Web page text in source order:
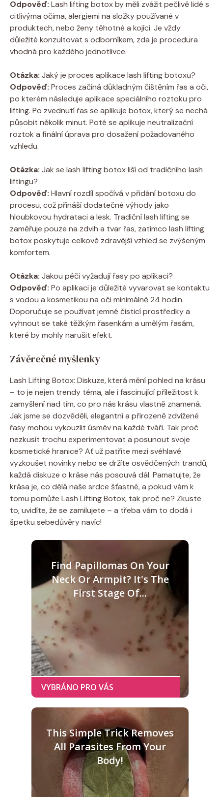
Odpověď: Lash lifting botox by měli zvážit pečlivě lidé s
citlivýma očima, alergiemi na složky používané v
produktech, nebo ženy těhotné a kojící. Je vždy
důležité konzultovat s odborníkem, zda je procedura
vhodná pro každého jednotlivce.
Otázka: Jaký je proces aplikace lash lifting botoxu?
Odpověď: Proces začíná důkladným čištěním řas a oči,
po kterém následuje aplikace speciálního roztoku pro
lifting. Po zvednutí řas se aplikuje botox, který se nechá
působit několik minut. Poté se aplikuje neutralizační
roztok a finální úprava pro dosažení požadovaného
vzhledu.
Otázka: Jak se lash lifting botox liší od tradičního lash
liftingu?
Odpověď: Hlavní rozdíl spočívá v přidání botoxu do
procesu, což přináší dodatečné výhody jako
hloubkovou hydrataci a lesk. Tradiční lash lifting se
zaměřuje pouze na zdvih a tvar řas, zatímco lash lifting
botox poskytuje celkově zdravější vzhled se zvýšeným
komfortem.
Otázka: Jakou péči vyžadují řasy po aplikaci?
Odpověď: Po aplikaci je důležité vyvarovat se kontaktu
s vodou a kosmetikou na oči minimálně 24 hodin.
Doporučuje se používat jemné čisticí prostředky a
vyhnout se také těžkým řasenkám a umělým řasám,
které by mohly narušit efekt.
Závěrečné myšlenky
Lash Lifting Botox: Diskuze, která mění pohled na krásu
– to je nejen trendy téma, ale i fascinující příležitost k
zamyšlení nad tím, co pro nás krásu vlastně znamená.
Jak jsme se dozvěděli, elegantní a přirozeně zdvižené
řasy mohou vykouzlit úsměv na každé tváři. Tak proč
nezkusit trochu experimentovat a posunout svoje
kosmetické hranice? Ať už patříte mezi svéhlavé
vyzkoušet novinky nebo se držíte osvědčených trandů,
každá diskuze o kráse nás posouvá dál. Pamatujte, že
krása je, co dělá naše srdce šťastné, a pokud vám k
tomu pomůže Lash Lifting Botox, tak proč ne? Zkuste
to, uvidíte, že se zamilujete – a třeba vám to dodá i
špetku sebedůvěry navíc!
Find Papillomas On Your
Neck Or Armpit? It's The
First Stage Of...
This Simple Trick Removes
All Parasites From Your
Body!